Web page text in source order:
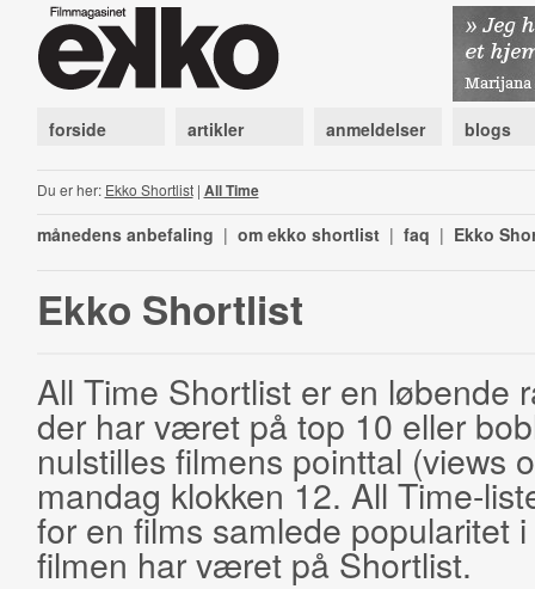
forside artikler anmeldelser blogs
Du er her: Ekko Shortlist| All Time
månedens anbefaling | om ekko shortlist | faq | Ekko
Ekko Shortlist
All Time Shortlist er en løbende
der har været på top 10 eller
nulstilles filmens pointtal (views
mandag klokken 12. All Time-
for en films samlede popularitet
filmen har været på Shortlist.